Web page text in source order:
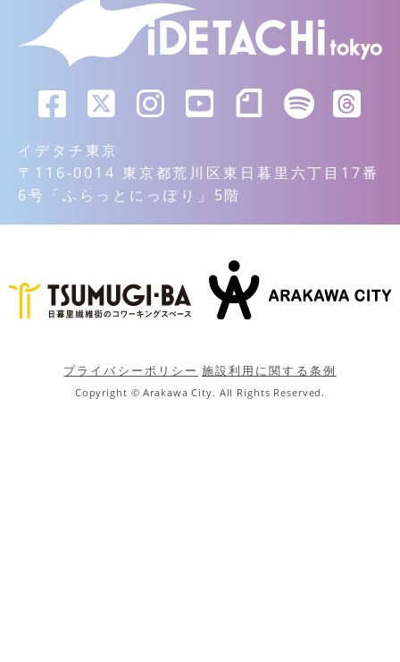
イデタチ東京
〒116-0014 東京都荒川区東日暮里六丁目17番
6号「ふらっとにっぽり」5階
プライバシーポリシー 施設利用に関する条例
Copyright © Arakawa City. All Rights Reserved.